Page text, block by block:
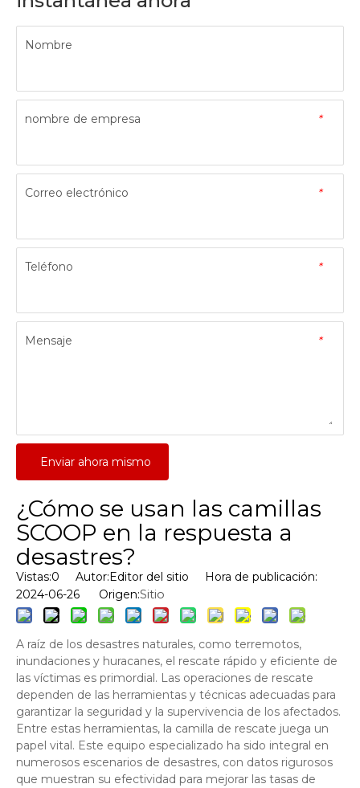
Nombre
*
nombre de empresa
*
Correo electrónico
*
Teléfono
*
Mensaje
Enviar ahora mismo
¿Cómo se usan las camillas
SCOOP en la respuesta a
desastres?
Vistas:0 Autor:Editor del sitio Hora de publicación:
2024-06-26 Origen:Sitio
A raíz de los desastres naturales, como terremotos,
inundaciones y huracanes, el rescate rápido y eficiente de
las víctimas es primordial. Las operaciones de rescate
dependen de las herramientas y técnicas adecuadas para
garantizar la seguridad y la supervivencia de los afectados.
Entre estas herramientas, la camilla de rescate juega un
papel vital. Este equipo especializado ha sido integral en
numerosos escenarios de desastres, con datos rigurosos
que muestran su efectividad para mejorar las tasas de